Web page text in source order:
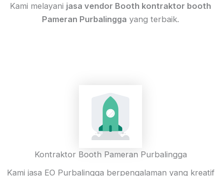
Kami melayani jasa vendor Booth kontraktor booth
Pameran Purbalingga yang terbaik.
Kontraktor Booth Pameran Purbalingga
Kami jasa EO Purbalingga berpengalaman yang kreatif